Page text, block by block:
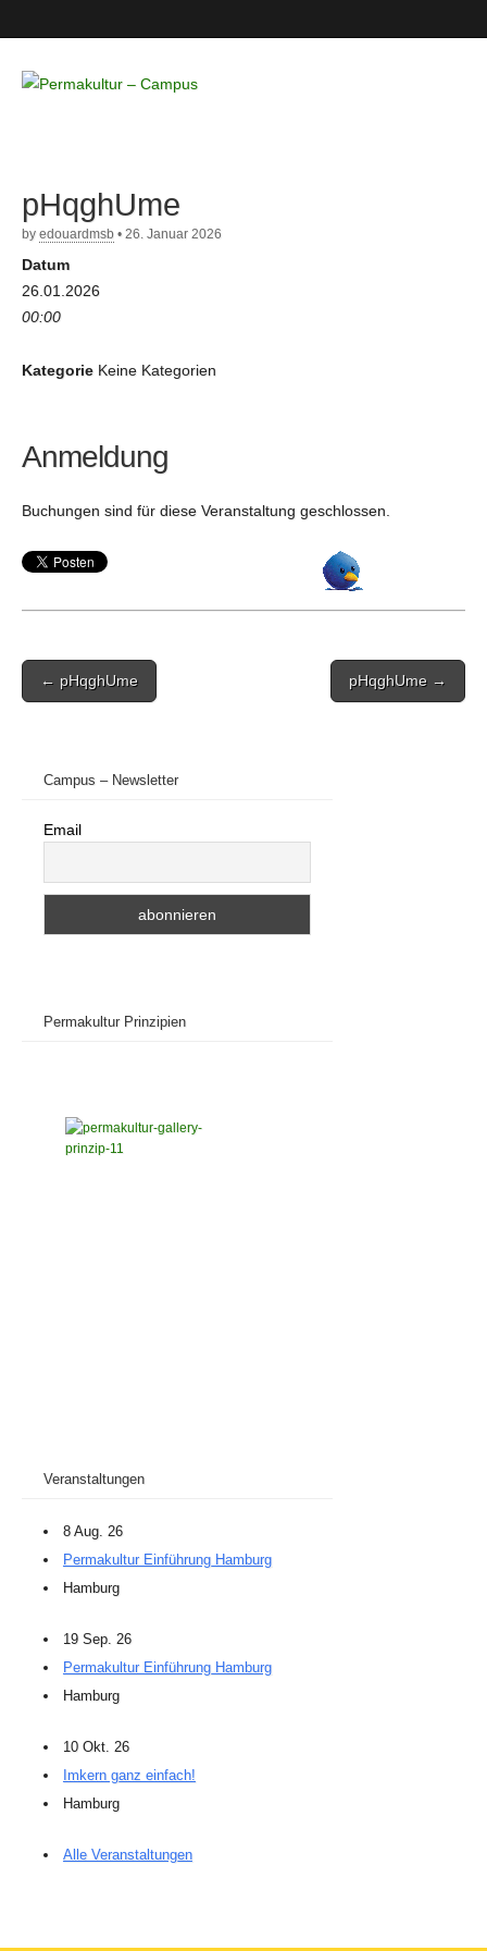
– Campus
pHqghUme
by edouardmsb • 26. Januar 2026
Datum
26.01.2026
00:00
Kategorie Keine Kategorien
Anmeldung
Buchungen sind für diese Veranstaltung geschlossen.
Post
navigation
← pHqghUme pHqghUme →
Campus – Newsletter
Email
Permakultur Prinzipien
Veranstaltungen
8 Aug. 26
Permakultur Einführung Hamburg
Hamburg
19 Sep. 26
Permakultur Einführung Hamburg
Hamburg
10 Okt. 26
Imkern ganz einfach!
Hamburg
Alle Veranstaltungen